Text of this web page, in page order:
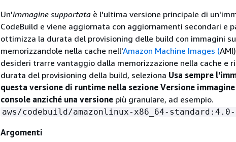
Un'immagine supportata è l'ultima versione principale di
CodeBuild e viene aggiornata con aggiornamenti secondari e
ottimizza la durata del provisioning delle build con immagini
memorizzandole nella cache nell'Amazon Machine Images (
desideri trarre vantaggio dalla memorizzazione nella cache e
durata del provisioning della build, seleziona Usa sempre
questa versione di runtime nella sezione Versione
console anziché una versione più granulare, ad esempio.
aws/codebuild/amazonlinux-x86_64-
Argomenti